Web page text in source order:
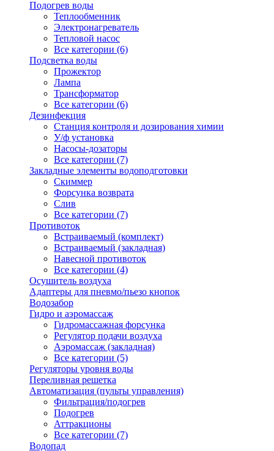
Подогрев воды
Теплообменник
Электронагреватель
Тепловой насос
Все категории (6)
Подсветка воды
Прожектор
Лампа
Трансформатор
Все категории (6)
Дезинфекция
Станция контроля и дозирования химии
У/ф установка
Насосы-дозаторы
Все категории (7)
Закладные элементы водоподготовки
Скиммер
Форсунка возврата
Слив
Все категории (7)
Противоток
Встраиваемый (комплект)
Встраиваемый (закладная)
Навесной противоток
Все категории (4)
Осушитель воздуха
Адаптеры для пневмо/пьезо кнопок
Водозабор
Гидро и аэромассаж
Гидромассажная форсунка
Регулятор подачи воздуха
Аэромассаж (закладная)
Все категории (5)
Регуляторы уровня воды
Переливная решетка
Автоматизация (пульты управления)
Фильтрация/подогрев
Подогрев
Аттракционы
Все категории (7)
Водопад